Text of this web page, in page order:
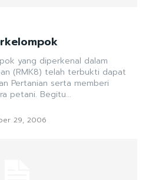
yang diperkenal dalam
(RMK8) telah terbukti dapat
Pertanian serta memberi
manfaat besar kepada para petani. Begitu...
29, 2006